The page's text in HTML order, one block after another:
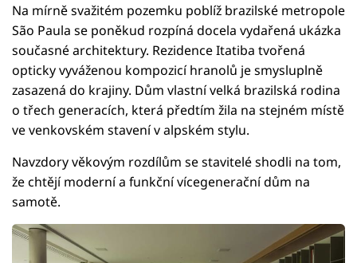
Na mírně svažitém pozemku poblíž brazilské metropole
São Paula se poněkud rozpíná docela vydařená ukázka
současné architektury. Rezidence Itatiba tvořená
opticky vyváženou kompozicí hranolů je smysluplně
zasazená do krajiny. Dům vlastní velká brazilská rodina
o třech generacích, která předtím žila na stejném místě
ve venkovském stavení v alpském stylu.
Navzdory věkovým rozdílům se stavitelé shodli na tom,
že chtějí moderní a funkční vícegenerační dům na
samotě.